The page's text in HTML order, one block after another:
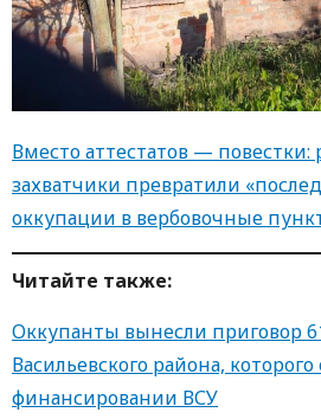
Вместо аттестатов — повестки:
захватчики превратили
оккупации в вербовочные
Читайте также:
Оккупанты вынесли приговор
Васильевского района,
финансировании ВСУ